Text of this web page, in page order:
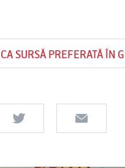
CA SURSĂ PREFERATĂ ÎN